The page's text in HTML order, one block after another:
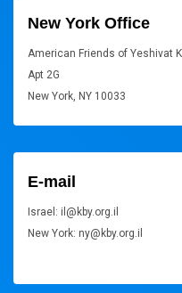
New York Office
American Friends of Yeshivat
Apt 2G
New York, NY 10033
E-mail
Israel: il@kby.org.il
New York: ny@kby.org.il